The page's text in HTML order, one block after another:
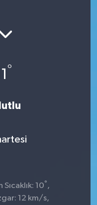
°
10°,
12 km/s,